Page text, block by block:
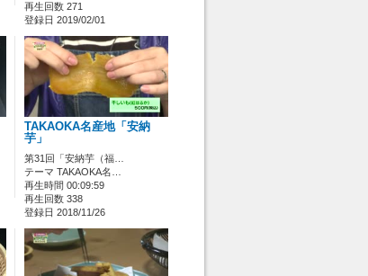
再生回数 271
登録日 2019/02/01
TAKAOKA名産地「安納
芋」
第31回「安納芋（福…
テーマ TAKAOKA名…
再生時間 00:09:59
再生回数 338
登録日 2018/11/26